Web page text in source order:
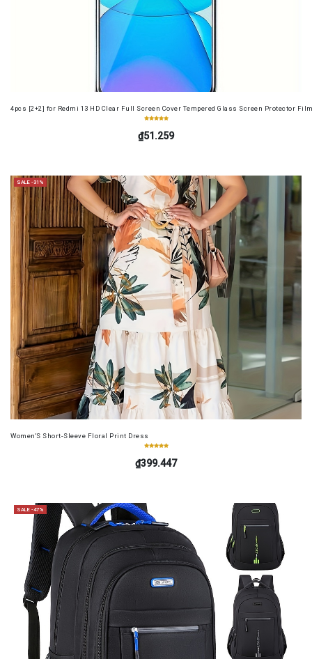
4pcs [2+2] for Redmi 13 HD Clear Full Screen Cover Tempered Glass Screen Protector
₫51.259
SALE -31%
Women'S Short-Sleeve Floral Print Dress
₫399.447
SALE -47%